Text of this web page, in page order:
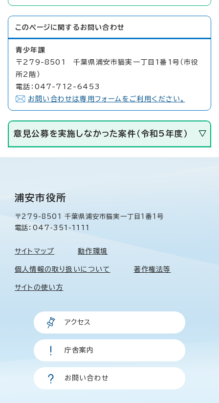
このページに関する お問い合わせ
青少年課
〒279-8501 千葉県浦安市猫実一丁目1番1号（市役
所2階）
電話：047-712-6453
お問い合わせは専用フォームをご利用ください。
意見公募を実施しなかった案件（令和5年度）
浦安市役所
〒279-8501 千葉県浦安市猫実一丁目1番1号
電話：047-351-1111
サイトマップ 動作環境
個人情報の取り扱いについて 著作権法等
サイトの使い方
アクセス
庁舎案内
お問い合わせ